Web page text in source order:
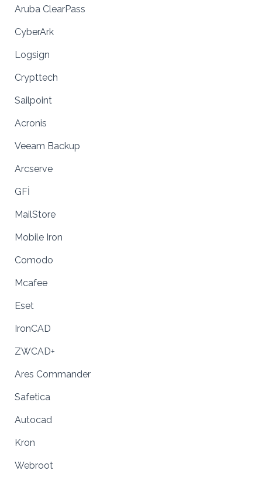
Aruba ClearPass
CyberArk
Logsign
Crypttech
Sailpoint
Acronis
Veeam Backup
Arcserve
GFİ
MailStore
Mobile Iron
Comodo
Mcafee
Eset
IronCAD
ZWCAD+
Ares Commander
Safetica
Autocad
Kron
Webroot